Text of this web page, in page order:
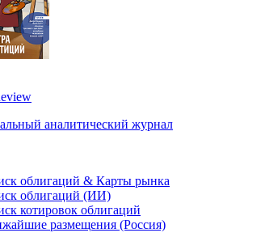
аналитический журнал
облигаций & Карты рынка
облигаций (ИИ)
котировок облигаций
размещения (Россия)